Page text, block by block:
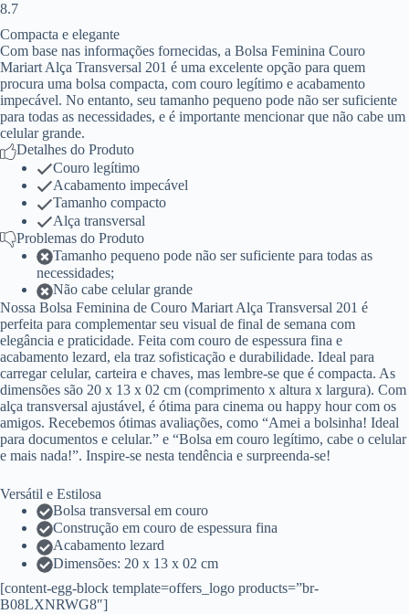
8.7
Compacta e elegante
Com base nas informações fornecidas, a Bolsa Feminina Couro
Mariart Alça Transversal 201 é uma excelente opção para quem
procura uma bolsa compacta, com couro legítimo e acabamento
impecável. No entanto, seu tamanho pequeno pode não ser suficiente
para todas as necessidades, e é importante mencionar que não cabe um
celular grande.
Detalhes do Produto
Couro legítimo
Acabamento impecável
Tamanho compacto
Alça transversal
Problemas do Produto
Tamanho pequeno pode não ser suficiente para todas as
necessidades;
Não cabe celular grande
Nossa Bolsa Feminina de Couro Mariart Alça Transversal 201 é
perfeita para complementar seu visual de final de semana com
elegância e praticidade. Feita com couro de espessura fina e
acabamento lezard, ela traz sofisticação e durabilidade. Ideal para
carregar celular, carteira e chaves, mas lembre-se que é compacta. As
dimensões são 20 x 13 x 02 cm (comprimento x altura x largura). Com
alça transversal ajustável, é ótima para cinema ou happy hour com os
amigos. Recebemos ótimas avaliações, como “Amei a bolsinha! Ideal
para documentos e celular.” e “Bolsa em couro legítimo, cabe o celular
e mais nada!”. Inspire-se nesta tendência e surpreenda-se!
Versátil e Estilosa
Bolsa transversal em couro
Construção em couro de espessura fina
Acabamento lezard
Dimensões: 20 x 13 x 02 cm
[content-egg-block template=offers_logo products=”br-
B08LXNRWG8″]